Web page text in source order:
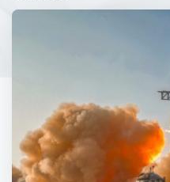
Общество
Коронавирус